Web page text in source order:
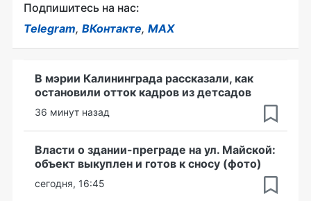
Подпишитесь на нас:
Telegram, ВКонтакте, MAX
В мэрии Калининграда рассказали, как
остановили отток кадров из детсадов
36 минут назад
Власти о здании-преграде на ул. Майской:
объект выкуплен и готов к сносу (фото)
сегодня, 16:45